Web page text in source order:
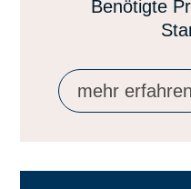
Benötigte
mehr erfahren